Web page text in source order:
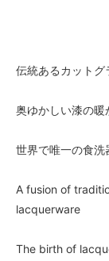
伝統あるカットグ
奥ゆかしい漆の暖
世界で唯一の食洗
A fusion of
lacquerware
The birth of